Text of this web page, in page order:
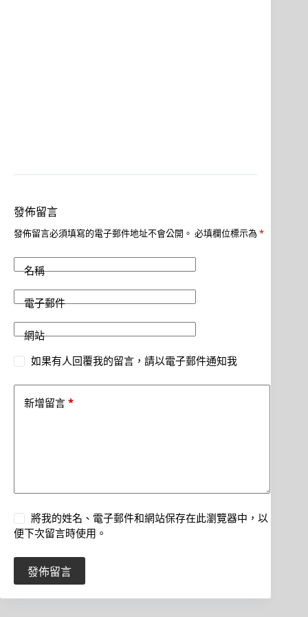
發佈留言
發佈留言必須填寫的電子郵件地址不會公開。 必填欄位標示為 *
名稱
電子郵件
網站
如果有人回覆我的留言，請以電子郵件通知我
新增留言 *
將我的姓名、電子郵件和網站保存在此瀏覽器中，以
便下次留言時使用。
發佈留言